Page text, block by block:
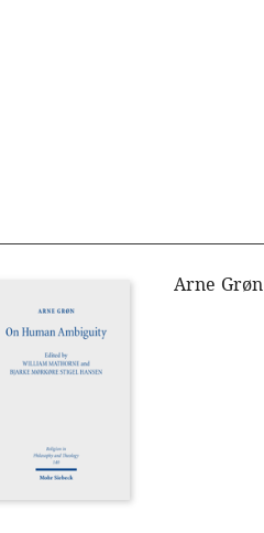
Arne Grøn